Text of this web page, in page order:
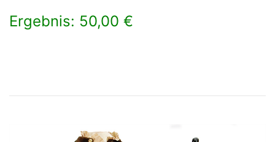
Ergebnis: 50,00 €